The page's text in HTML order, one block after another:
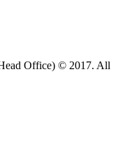
Office) © 2017. All